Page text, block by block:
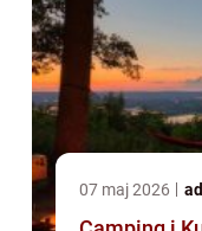
07 maj 2026